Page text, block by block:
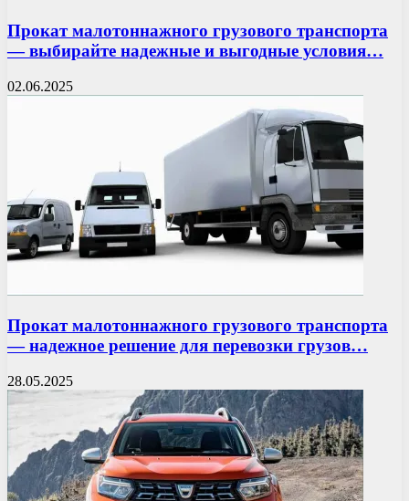
Прокат малотоннажного грузового транспорта
— выбирайте надежные и выгодные условия…
02.06.2025
Прокат малотоннажного грузового транспорта
— надежное решение для перевозки грузов…
28.05.2025